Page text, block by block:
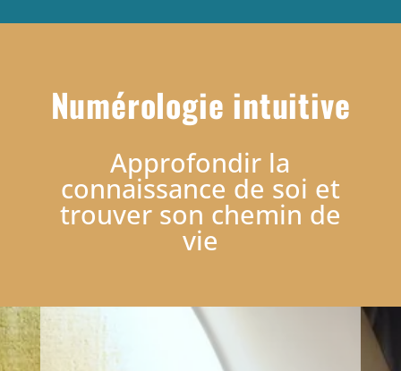
Numérologie intuitive
Approfondir la
connaissance de soi et
trouver son chemin de
vie